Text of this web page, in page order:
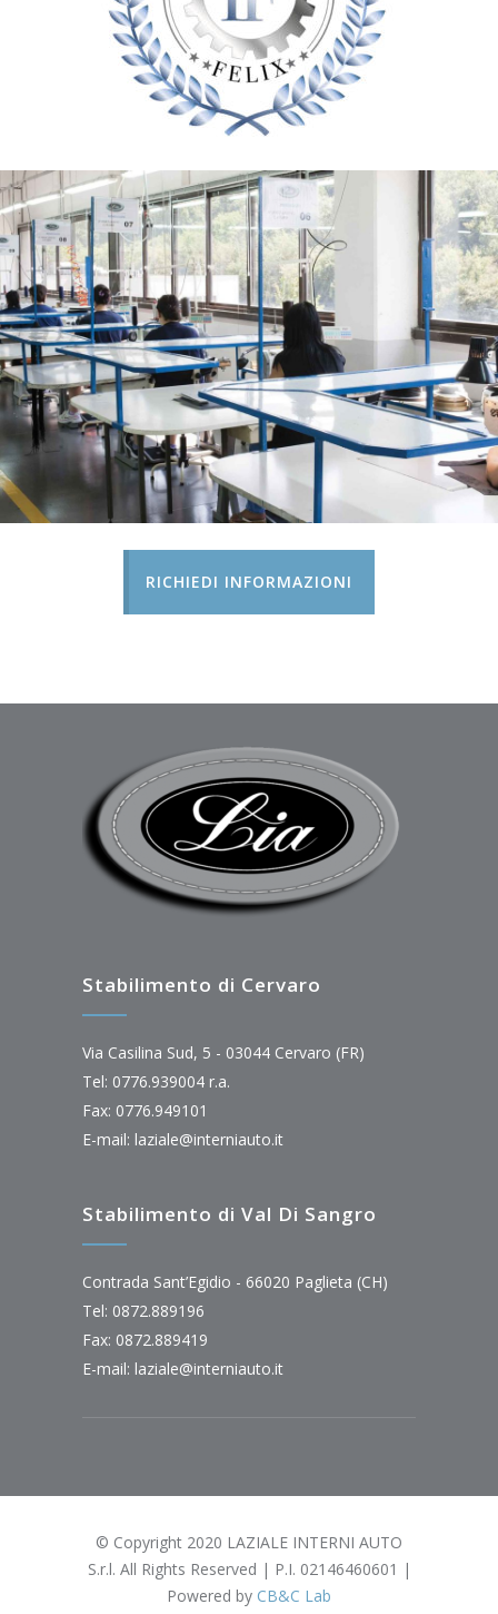
RICHIEDI INFORMAZIONI
Stabilimento di Cervaro
Via Casilina Sud, 5 - 03044 Cervaro (FR)
Tel: 0776.939004 r.a.
Fax: 0776.949101
E-mail: laziale@interniauto.it
Stabilimento di Val Di Sangro
Contrada Sant’Egidio - 66020 Paglieta (CH)
Tel: 0872.889196
Fax: 0872.889419
E-mail: laziale@interniauto.it
© Copyright 2020 LAZIALE INTERNI AUTO
S.r.l. All Rights Reserved | P.I. 02146460601 |
Powered by CB&C Lab